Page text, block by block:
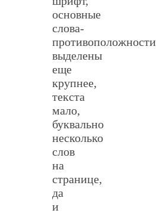
основные
слова-
противоположности
выделены
еще
крупнее,
текста
мало,
буквально
несколько
слов
на
странице,
да
и